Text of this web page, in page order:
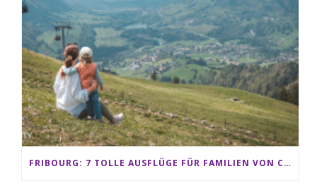
FRIBOURG: 7 TOLLE AUSFLÜGE FÜR FAMILIEN VON CHARMEY BIS LES PACCOTS